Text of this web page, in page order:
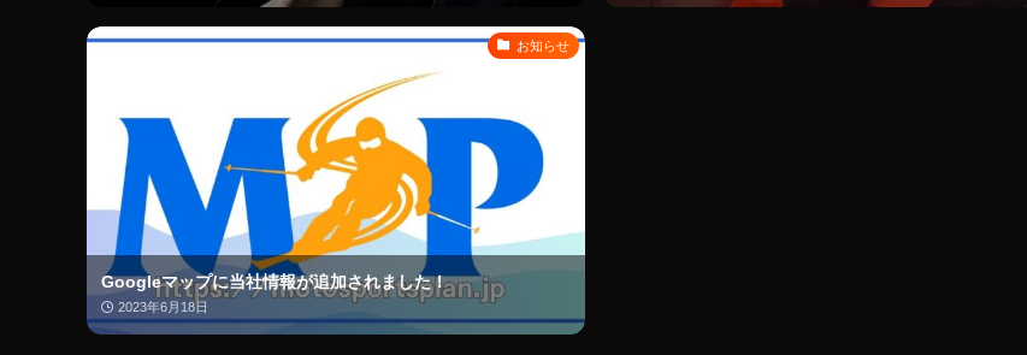
お知らせ
Googleマップに当社情報が追加されました！
2023年6月18日